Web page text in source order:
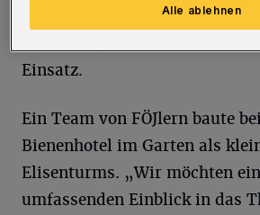
Einsatzgebietes, auch bei den
Einsatz.
Ein Team von FÖJlern baute
Bienenhotel im Garten als
Elisenturms. „Wir möchten
umfassenden Einblick in das
Alle ablehnen